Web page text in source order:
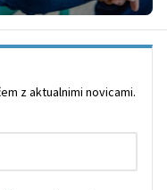
z aktualnimi novicami.